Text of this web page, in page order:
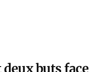
buts face